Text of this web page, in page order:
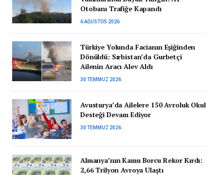
Otobanı Trafiğe Kapandı
6 AĞUSTOS 2026
Türkiye Yolunda Facianın Eşiğinden
Dönüldü: Sırbistan’da Gurbetçi
Ailenin Aracı Alev Aldı
30 TEMMUZ 2026
Avusturya’da Ailelere 150 Avroluk Okul
Desteği Devam Ediyor
30 TEMMUZ 2026
Almanya’nın Kamu Borcu Rekor Kırdı:
2,66 Trilyon Avroya Ulaştı